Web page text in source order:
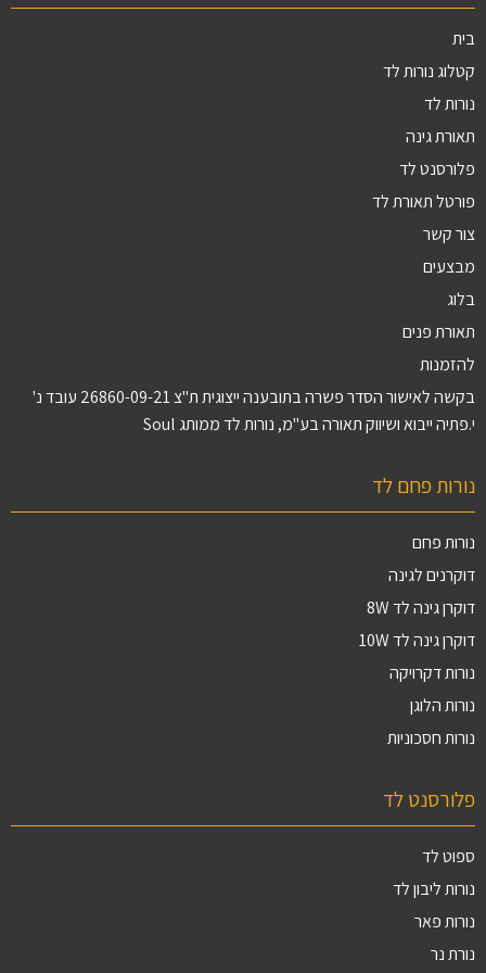
בית
קטלוג נורות לד
נורות לד
תאורת גינה
פלורסנט לד
פורטל תאורת לד
צור קשר
מבצעים
בלוג
תאורת פנים
להזמנות
בקשה לאישור הסדר פשרה בתובענה ייצוגית ת"צ 26860-09-21 עובד נ'
י.פתיה ייבוא ושיווק תאורה בע"מ, נורות לד ממותג Soul
נורות פחם לד
נורות פחם
דוקרנים לגינה
דוקרן גינה לד 8W
דוקרן גינה לד 10W
נורות דקרויקה
נורות הלוגן
נורות חסכוניות
פלורסנט לד
ספוט לד
נורות ליבון לד
נורות פאר
נורת נר